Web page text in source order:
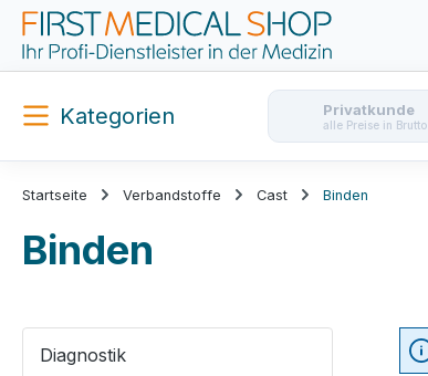
Hauptinhalt springen
Zur Suche springen
Zur Hauptnavigation springen
Kategorien Privatkunde
alle Preise in Brutto
Startseite Verbandstoffe Cast Binden
Binden
Diagnostik